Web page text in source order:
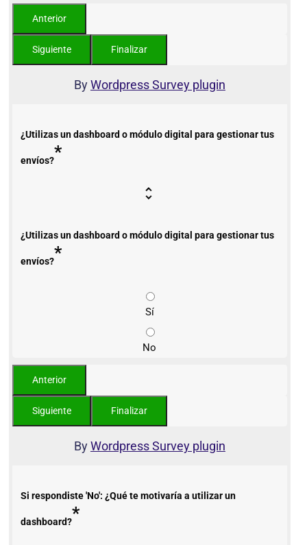
ByWordpress Survey plugin
¿Utilizas un dashboard o módulo digital para gestionar tus
envíos?*
¿Utilizas un dashboard o módulo digital para gestionar tus
envíos?*
Sí
No
ByWordpress Survey plugin
Si respondiste 'No': ¿Qué te motivaría a utilizar un
dashboard?*